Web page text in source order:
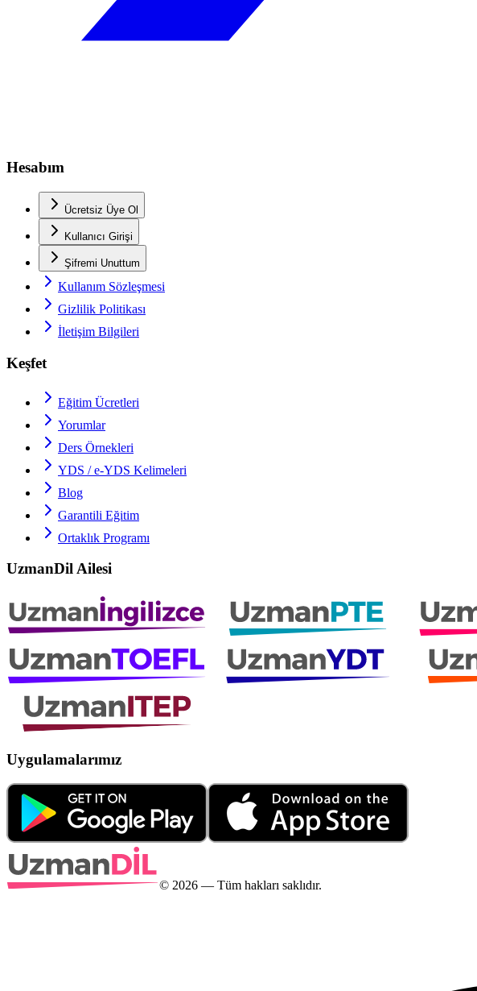
Hesabım
Ücretsiz Üye Ol
Kullanıcı Girişi
Şifremi Unuttum
Kullanım Sözleşmesi
Gizlilik Politikası
İletişim Bilgileri
Keşfet
Eğitim Ücretleri
Yorumlar
Ders Örnekleri
YDS / e-YDS Kelimeleri
Blog
Garantili Eğitim
Ortaklık Programı
UzmanDil Ailesi
Uygulamalarımız
© 2026 — Tüm hakları saklıdır.